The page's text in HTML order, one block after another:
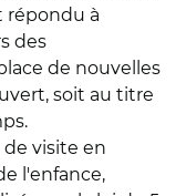
répondu à
des
de nouvelles
soit au titre
visite en
l'enfance,